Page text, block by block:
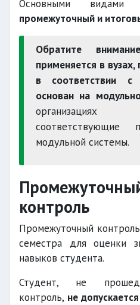
Основными видами
промежуточный и
Обратите
применяется в
в соответствии с
основан на
соответствующие
модульной системы.
контроль
Промежуточный
семестра для оценки
навыков студента.
Студент, не
контроль, не